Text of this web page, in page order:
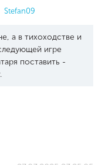
Stefan09
а в тихоходстве и
игре
поставить -